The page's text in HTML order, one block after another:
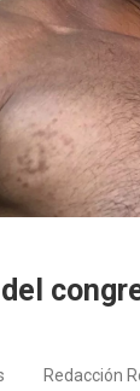
Redacción